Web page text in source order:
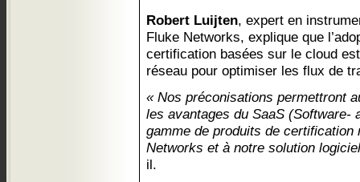
Robert Luijten, expert en
Fluke Networks, explique que
certification basées sur le cloud
réseau pour optimiser les flux de
« Nos préconisations permettront
les avantages du SaaS (Software-
gamme de produits de certification
Networks et à notre solution
il.